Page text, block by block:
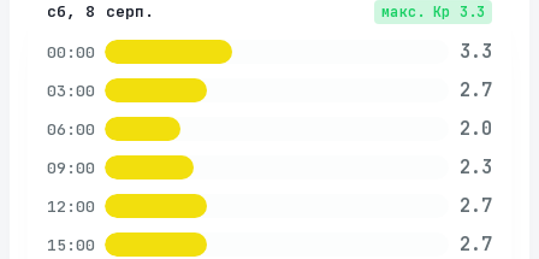
сб, 8 серп. макс. Kp 3.3
00:00 3.3
03:00 2.7
06:00 2.0
09:00 2.3
12:00 2.7
15:00 2.7